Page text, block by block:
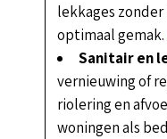
lekkages
optimaal gemak.
Sanitair en
vernieuwing of
riolering en
woningen als